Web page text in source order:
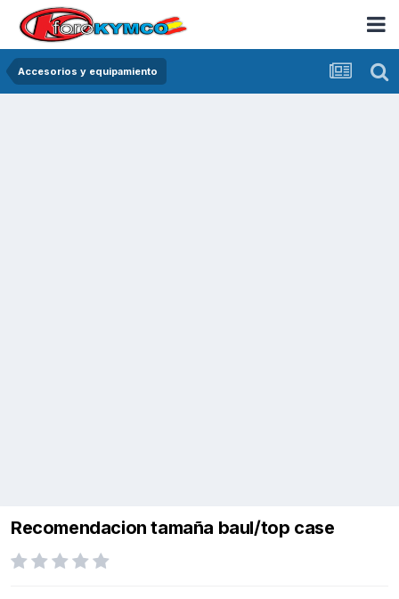
Accesorios y equipamiento
Recomendacion tamaña baul/top case